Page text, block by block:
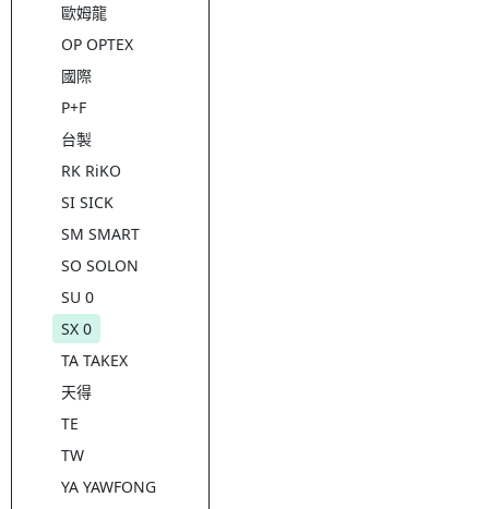
歐姆龍
OP OPTEX
國際
P+F
台製
RK RiKO
SI SICK
SM SMART
SO SOLON
SU 0
SX 0
TA TAKEX
天得
TE
TW
YA YAWFONG